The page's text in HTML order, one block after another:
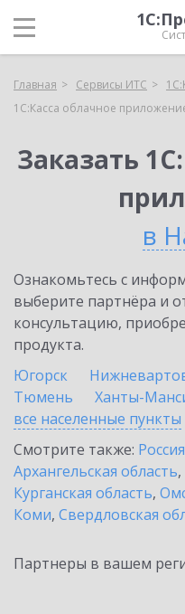
Главная Сервисы ИТС
1С:Касса облачное
Заказать
в
Ознакомьтесь с
выберите партнёра и
консультацию,
продукта.
Югорск
Тюмень
Ханты-
все населенные пункты
Смотрите также: Россия
Архангельская область,
Курганская область,
Коми, Свердловская
Партнеры в вашем